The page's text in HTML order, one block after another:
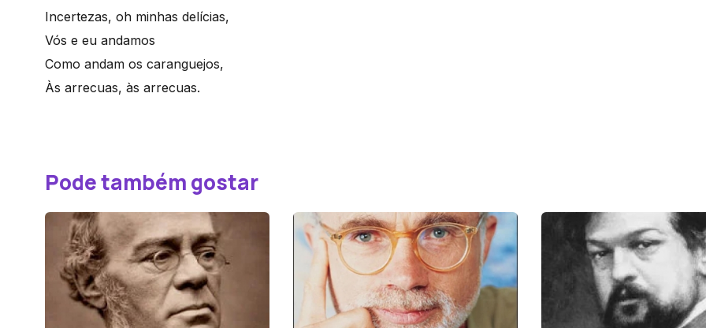
Incertezas, oh minhas delícias,
Vós e eu andamos
Como andam os caranguejos,
Às arrecuas, às arrecuas.
Pode também gostar